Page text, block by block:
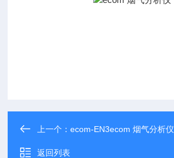
上一个：ecom-EN3ecom 烟气分析仪
返回列表